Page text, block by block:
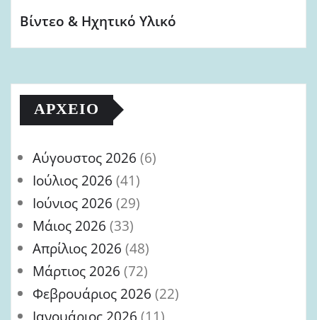
Βίντεο & Ηχητικό Υλικό
ΑΡΧΕΊΟ
Αύγουστος 2026 (6)
Ιούλιος 2026 (41)
Ιούνιος 2026 (29)
Μάιος 2026 (33)
Απρίλιος 2026 (48)
Μάρτιος 2026 (72)
Φεβρουάριος 2026 (22)
Ιανουάριος 2026 (11)